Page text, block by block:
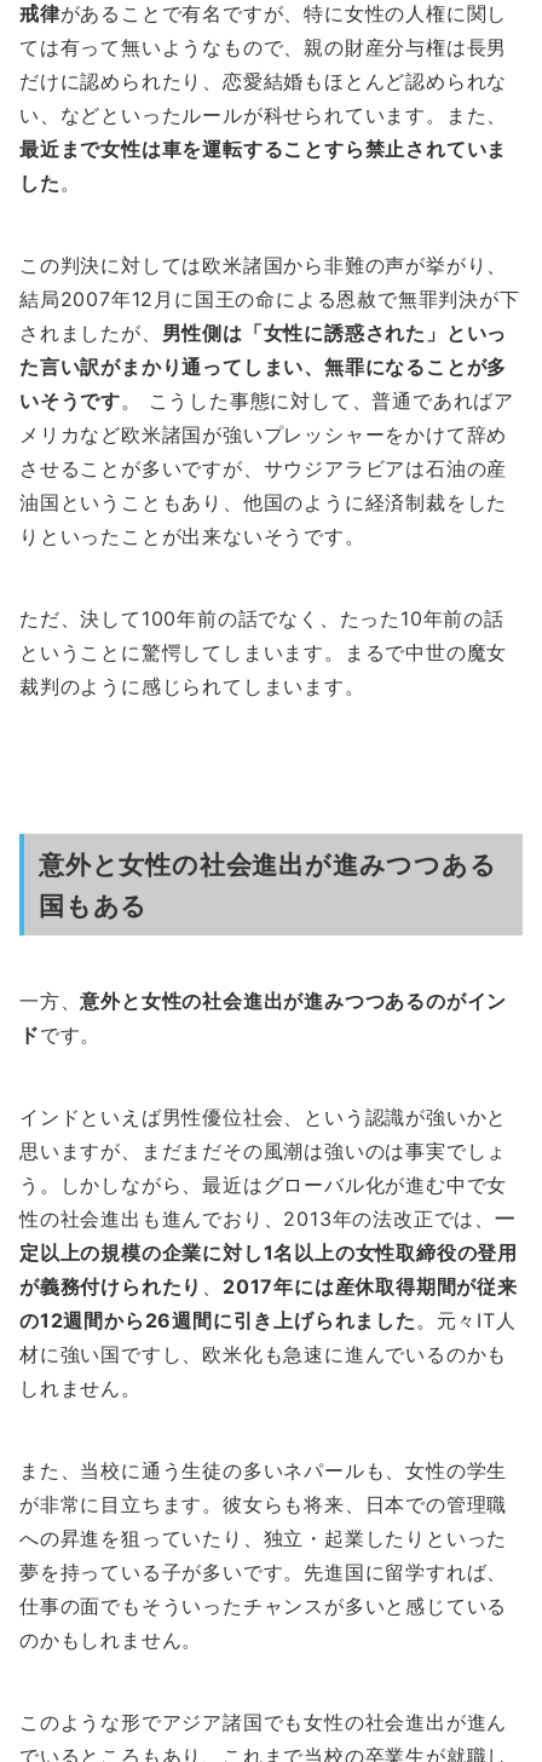
戒律があることで有名ですが、特に女性の人権に関し
ては有って無いようなもので、親の財産分与権は長男
だけに認められたり、恋愛結婚もほとんど認められな
い、などといったルールが科せられています。また、
最近まで女性は車を運転することすら禁止されていま
した。
この判決に対しては欧米諸国から非難の声が挙がり、
結局2007年12月に国王の命による恩赦で無罪判決が下
されましたが、 男性側は「女性に誘惑された」といっ
た言い訳がまかり通ってしまい、無罪になることが多
いそうです。 こうした事態に対して、普通であればア
メリカなど欧米諸国が強いプレッシャーをかけて辞め
させることが多いですが、サウジアラビアは石油の産
油国ということもあり、他国のように経済制裁をした
りといったことが出来ないそうです。
ただ、決して100年前の話でなく、たった10年前の話
ということに驚愕してしまいます。まるで中世の魔女
裁判のように感じられてしまいます。
意外と女性の社会進出が進みつつある
国もある
一方、意外と女性の社会進出が進みつつあるのがイン
ドです。
インドといえば男性優位社会、という認識が強いかと
思いますが、まだまだその風潮は強いのは事実でしょ
う。しかしながら、最近はグローバル化が進む中で女
性の社会進出も進んでおり、2013年の法改正では、 一
定以上の規模の企業に対し1名以上の女性取締役の登用
が義務付けられたり 、 2017年には産休取得期間が従来
の12週間から26週間に引き上げられました。元々IT人
材に強い国ですし、欧米化も急速に進んでいるのかも
しれません。
また、当校に通う生徒の多いネパールも、女性の学生
が非常に目立ちます。彼女らも将来、日本での管理職
への昇進を狙っていたり、独立・起業したりといった
夢を持っている子が多いです。先進国に留学すれば、
仕事の面でもそういったチャンスが多いと感じている
のかもしれません。
このような形でアジア諸国でも女性の社会進出が進ん
でいるところもあり、これまで当校の卒業生が就職し